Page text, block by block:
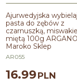
Ajurwedyjska
pasta do zębów z
czarnuszką,
miętą 100g
Maroko Sklep
AR055
16.99PLN